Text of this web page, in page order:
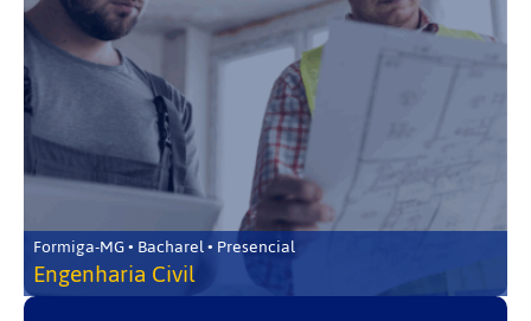
Formiga-MG • Bacharel • Presencial
Engenharia Civil